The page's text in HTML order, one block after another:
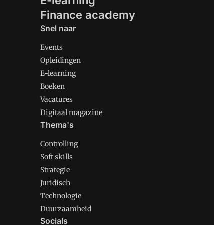
Finance academy
Snel naar
Events
Opleidingen
E-learning
Boeken
Vacatures
Digitaal magazine
Thema's
Controlling
Soft skills
Strategie
Juridisch
Technologie
Duurzaamheid
Socials